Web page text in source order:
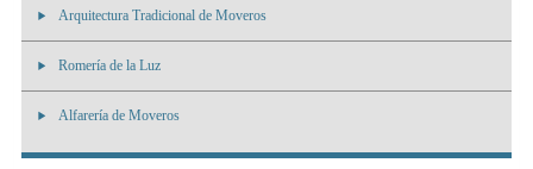
Arquitectura Tradicional de Moveros
Romería de la Luz
Alfarería de Moveros